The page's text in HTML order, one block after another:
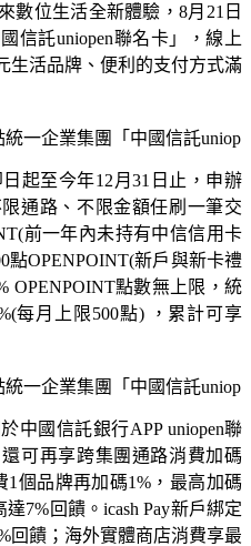
數位生活全新體驗，8月 21 日
信託uniopen聯名卡」，線上
生活品牌、便利的支付方式滿
起至今年12 月31 日止，申辦
通路、不限金額任刷一筆交
前一年內未持有中信信用卡
點OPENPOINT(新戶與新卡禮
OPENPOINT點數無上限，統
每月上限500點) ， 累計可享
於中國信託銀行APP uniopen聯
可再享跨集團通路消費加碼
1 個品牌再加碼1% ，最高加碼
達7%回饋。icash Pay新戶綁定
回饋；海外實體商店消費享最